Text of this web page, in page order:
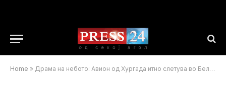
Home » Драма на небото: Авион од Хургада итно слетува во Белград, екипажот пријавил чад во кабината